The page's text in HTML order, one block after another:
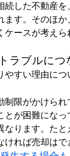
続した不動産
ます。そのほ
ースが考えら
ラブルにつ
すい理由につ
制限がかけら
が困難になっ
なります。た
れば売却はで